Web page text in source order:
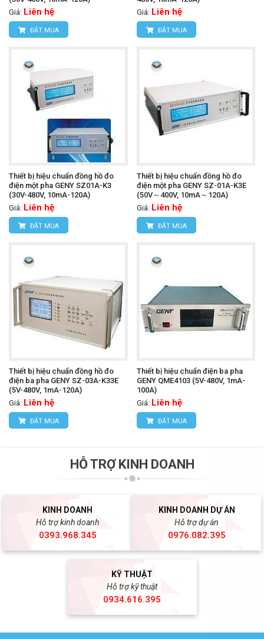
Giá: Liên hệ
ĐẶT MUA
Giá: Liên hệ
ĐẶT MUA
Thiết bị hiệu chuẩn đồng hồ đo
điện một pha GENY SZ01A-K3
(30V-480V, 10mA-120A)
Giá: Liên hệ
ĐẶT MUA
Thiết bị hiệu chuẩn đồng hồ đo
điện một pha GENY SZ-01A-K3E
(50V～400V, 10mA～120A)
Giá: Liên hệ
ĐẶT MUA
Thiết bị hiệu chuẩn đồng hồ đo
điện ba pha GENY SZ-03A-K33E
(5V-480V, 1mA-120A)
Giá: Liên hệ
ĐẶT MUA
Thiết bị hiệu chuẩn điện ba pha
GENY QME4103 (5V-480V, 1mA-
100A)
Giá: Liên hệ
ĐẶT MUA
HỖ TRỢ KINH DOANH
KINH DOANH
Hỗ trợ kinh doanh
0393.968.345
KINH DOANH DỰ ÁN
Hỗ trợ dự án
0976.082.395
KỸ THUẬT
Hỗ trợ kỹ thuật
0934.616.395